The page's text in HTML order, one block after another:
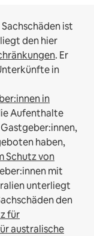
ist
den hier
. Er
in
in
Aufenthalte
Gastgeber:innen,
haben,
Schutz von
mit
unterliegt
den
für
australische